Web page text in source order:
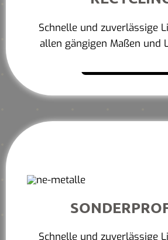
Schnelle und zuverlässige
allen gängigen Maßen und
Schnelle und zuverlässige